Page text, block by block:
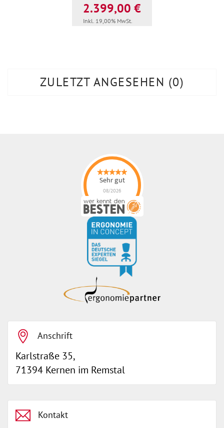
2.399,00 €
Inkl. 19,00% MwSt.
ZULETZT ANGESEHEN 0
Sehr gut
08/2026
ErgonoMIX GmbHhat
4.96von5Sternen |
105ErgonoMIX
GmbHBewertungen
auf
werkenntdenBESTEN.de
Anschrift
Karlstraße 35,
71394 Kernen im Remstal
Kontakt